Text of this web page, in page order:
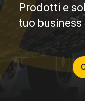
Prodotti e
tuo business